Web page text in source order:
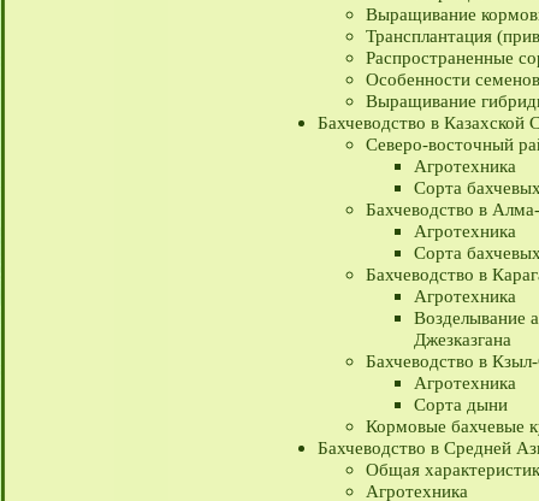
Выращивание
Трансплантация
Распространенные
Особенности
Выращивание
Бахчеводство в Казахской
Северо-восточный
Агротехника
Сорта
Бахчеводство в
Агротехника
Сорта
Бахчеводство в
Агротехника
Возделывание
Джезказгана
Бахчеводство в
Агротехника
Сорта дыни
Кормовые бахчевые
Бахчеводство в Средней
Общая
Агротехника